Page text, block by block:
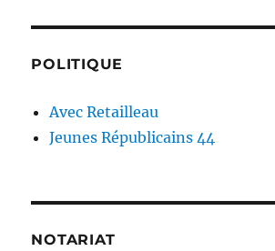
POLITIQUE
Avec Retailleau
Jeunes Républicains 44
NOTARIAT